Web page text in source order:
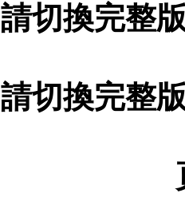
請切換完整
請切換完整